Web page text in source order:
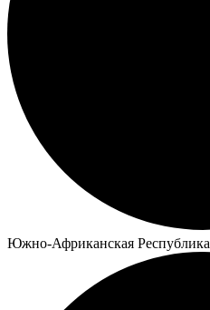
Южно-Африканская Республика